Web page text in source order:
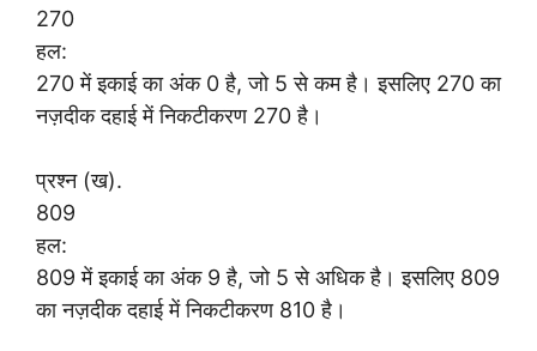
270
हल:
270 में इकाई का अंक 0 है, जो 5 से कम है। इसलिए 270 का
नज़दीक दहाई में निकटीकरण 270 है।
प्रश्न (ख).
809
हल:
809 में इकाई का अंक 9 है, जो 5 से अधिक है। इसलिए 809
का नज़दीक दहाई में निकटीकरण 810 है।